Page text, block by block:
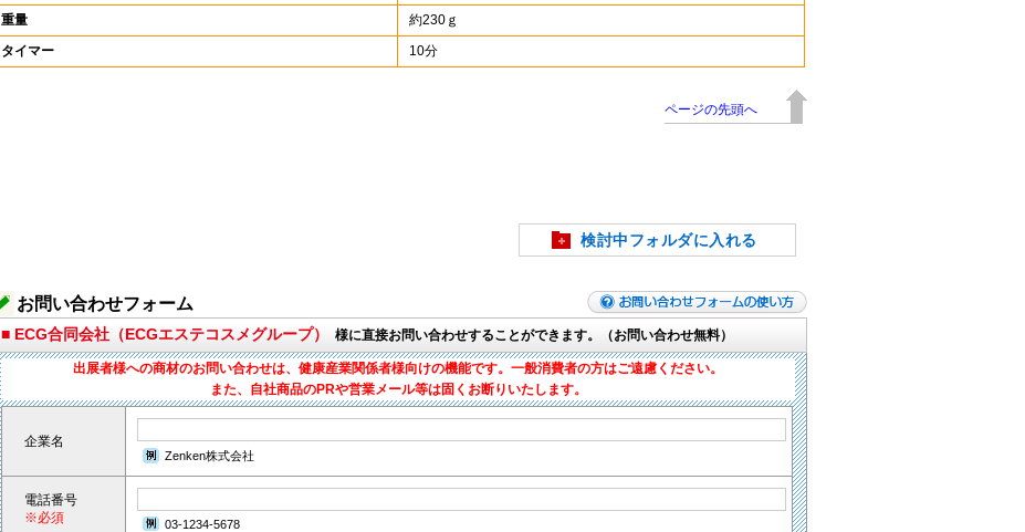
重量
約230ｇ
タイマー
10分
ページの先頭へ
検討中フォルダに入れる
お問い合わせフォーム
■ ECG合同会社（ECGエステコスメグループ） 様に直接お問い合わせすることができます。（お問い合わせ無料）
出展者様への商材のお問い合わせは、健康産業関係者様向けの機能です。一般消費者の方はご遠慮ください。
また、自社商品のPRや営業メール等は固くお断りいたします。
企業名
Zenken株式会社
電話番号
※必須
03-1234-5678